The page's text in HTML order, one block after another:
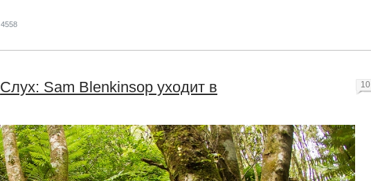
4558
Слух: Sam Blenkinsop уходит в
10